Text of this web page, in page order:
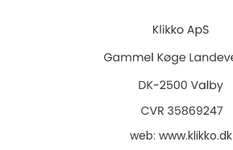
web: www.klikko.dk